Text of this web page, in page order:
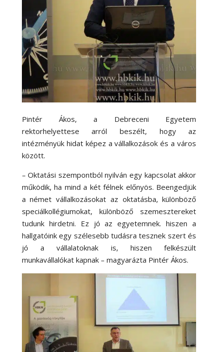
Pintér Ákos, a Debreceni Egyetem
rektorhelyettese arról beszélt, hogy az
intézményük hidat képez a vállalkozások és a város
között.
– Oktatási szempontból nyilván egy kapcsolat akkor
működik, ha mind a két félnek előnyös. Beengedjük
a német vállalkozásokat az oktatásba, különböző
speciálkollégiumokat, különböző szemesztereket
tudunk hirdetni. Ez jó az egyetemnek. hiszen a
hallgatóink egy szélesebb tudásra tesznek szert és
jó a vállalatoknak is, hiszen felkészült
munkavállalókat kapnak – magyarázta Pintér Ákos.